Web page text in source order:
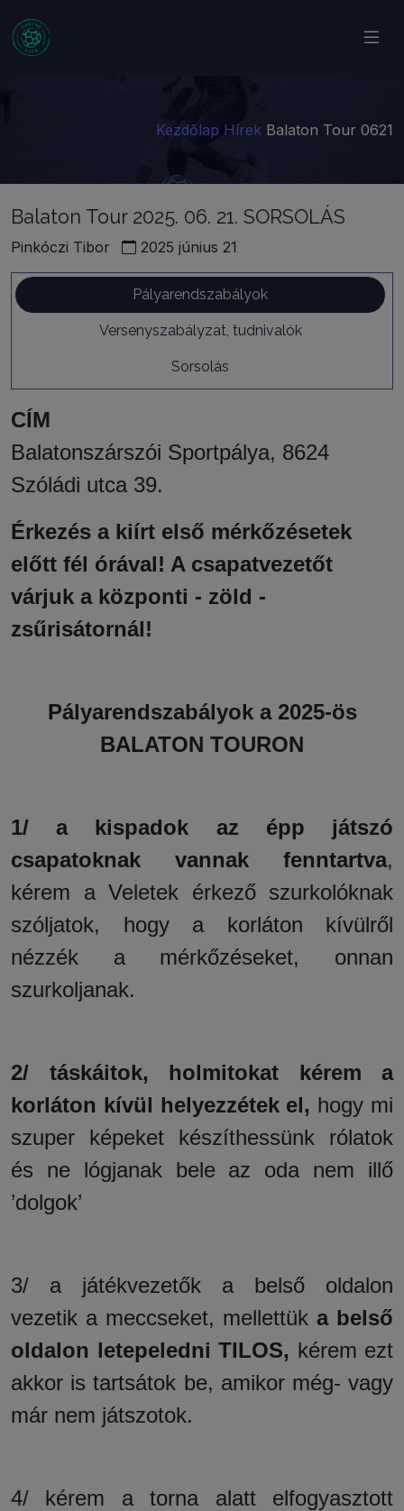
Kezdőlap Hírek Balaton Tour 0621
Balaton Tour 2025. 06. 21. SORSOLÁS
Pinkóczi Tibor 2025 június 21
Pályarendszabályok
Versenyszabályzat, tudnivalók
Sorsolás
CÍM
Balatonszárszói Sportpálya, 8624
Szóládi utca 39.
Érkezés a kiírt első mérkőzésetek
előtt fél órával! A csapatvezetőt
várjuk a központi - zöld -
zsűrisátornál!
Pályarendszabályok a 2025-ös
BALATON TOURON
1/
a kispadok az épp játszó
csapatoknak vannak fenntartva,
kérem a Veletek érkező szurkolóknak
szóljatok, hogy a korláton kívülről
nézzék a mérkőzéseket, onnan
szurkoljanak.
2/ táskáitok, holmitokat kérem a
korláton kívül helyezzétek el, hogy mi
szuper képeket készíthessünk rólatok
és ne lógjanak bele az oda nem illő
’dolgok’
3/ a játékvezetők a belső oldalon
vezetik a meccseket, mellettük a belső
oldalon letepeledni TILOS, kérem ezt
akkor is tartsátok be, amikor még- vagy
már nem játszotok.
4/ kérem a torna alatt elfogyasztott